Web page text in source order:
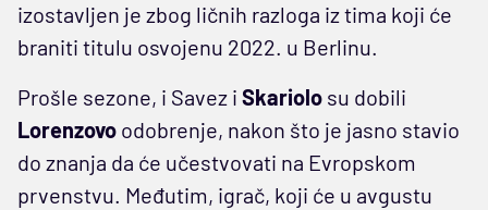
izostavljen je zbog ličnih razloga iz tima koji će
braniti titulu osvojenu 2022. u Berlinu.
Prošle sezone, i Savez i Skariolo su dobili
Lorenzovo odobrenje, nakon što je jasno stavio
do znanja da će učestvovati na Evropskom
prvenstvu. Međutim, igrač, koji će u avgustu